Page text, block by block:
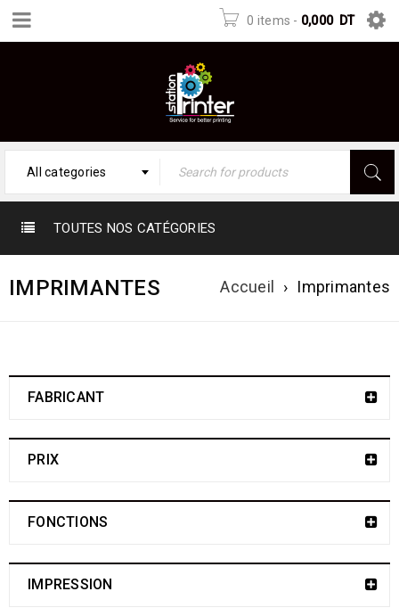
0 items - 0,000 DT
All categories
TOUTES NOS CATÉGORIES
IMPRIMANTES Accueil › Imprimantes
FABRICANT
PRIX
FONCTIONS
IMPRESSION